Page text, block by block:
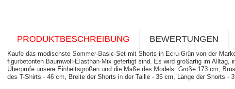
PRODUKTBESCHREIBUNG BEWERTUNGEN
Kaufe das modischste Sommer-Basic-Set mit Shorts in Ecru-Grün von der
figurbetonten Baumwoll-Elasthan-Mix gefertigt sind. Es wird großartig im Alltag,
Überprüfe unsere Einheitsgrößen und die Maße des Models: Größe 173 cm,
des T-Shirts - 46 cm, Breite der Shorts in der Taille - 35 cm, Länge der Shorts